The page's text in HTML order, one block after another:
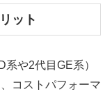
ット
や2代目GE系）
コストパフォーマ